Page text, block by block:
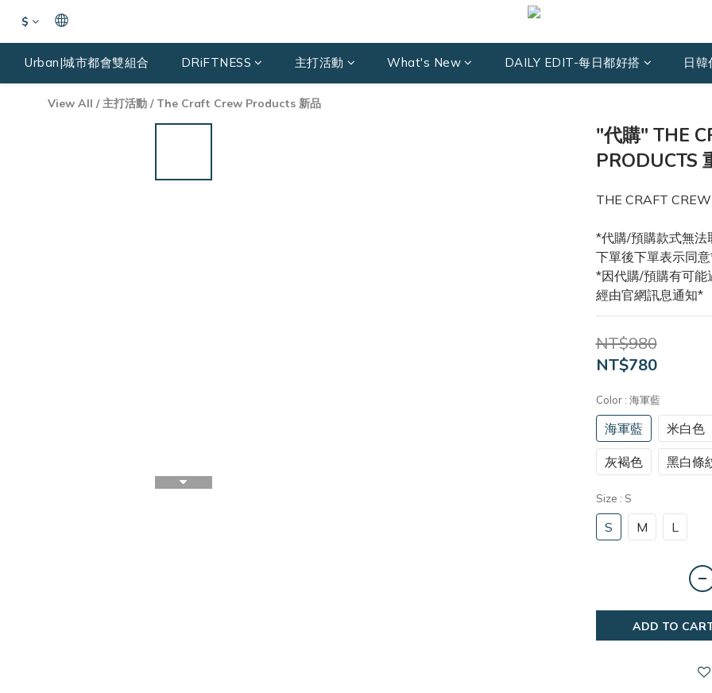
$
Urban|城市都會雙組合 DRiFTNESS 主打活動 What's New DAILY EDIT-每日都好搭 日韓
View All /主打活動 / The Craft Crew Products 新品
"代購" THE
PRODUCTS
THE CRAFT
*代購/預購款式無法
下單後下單表示同
*因代購/預購有可能
經由官網訊息通知*
NT$980
NT$780
Color : 海軍藍
海軍藍 米白色
灰褐色 黑白條
Size : S
S M L
ADD TO